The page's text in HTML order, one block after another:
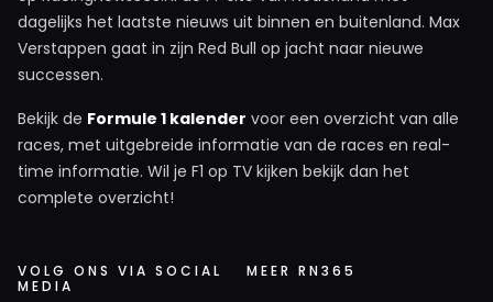
dagelijks het laatste nieuws uit binnen en buitenland. Max
Verstappen gaat in zijn Red Bull op jacht naar nieuwe
successen.
Bekijk de Formule 1 kalender voor een overzicht van alle
races, met uitgebreide informatie van de races en real-
time informatie. Wil je F1 op TV kijken bekijk dan het
complete overzicht!
VOLG ONS VIA SOCIAL
MEDIA
MEER RN365